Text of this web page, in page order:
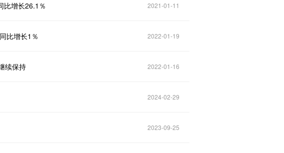
比增长26.1％ 2021-01-11
比增长1％ 2022-01-19
续保持 2022-01-16
2024-02-29
2023-09-25